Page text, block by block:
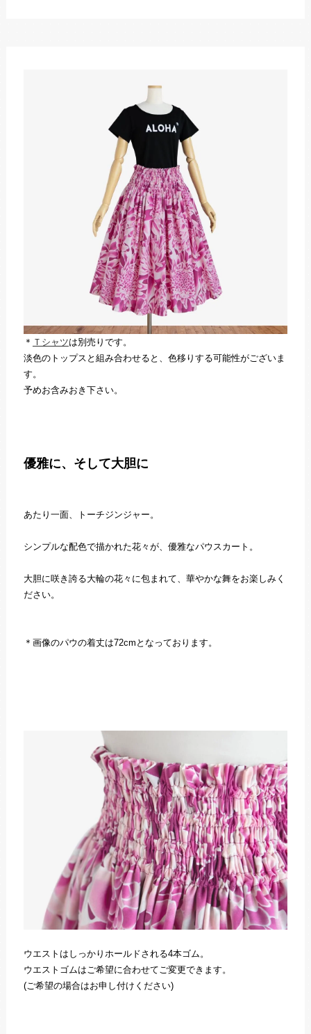
＊ Ｔシャツは別売りです。
淡色のトップスと組み合わせると、色移りする可能性がございま
す。
予めお含みおき下さい。
優雅に、そして大胆に
あたり一面、トーチジンジャー。
シンプルな配色で描かれた花々が、優雅なパウスカート。
大胆に咲き誇る大輪の花々に包まれて、華やかな舞をお楽しみく
ださい。
＊画像のパウの着丈は72cmとなっております。
ウエストはしっかりホールドされる4本ゴム。
ウエストゴムはご希望に合わせてご変更できます。
(ご希望の場合はお申し付けください)